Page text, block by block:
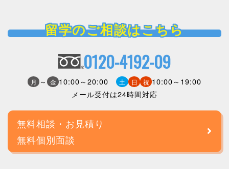
留学のご相談はこちら
0120-4192-09
月 ～ 金 10:00～20:00 土 日 祝 10:00～19:00
メール受付は24時間対応
無料相談・お見積り
無料個別面談